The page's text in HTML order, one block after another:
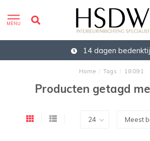
MENU
14 dagen
Home / Tags / 18091
Producten getagd